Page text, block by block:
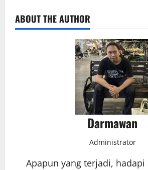
ABOUT THE AUTHOR
Darmawan
Administrator
Apapun yang terjadi, hadapi